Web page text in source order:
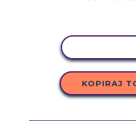
KOPIRAJ